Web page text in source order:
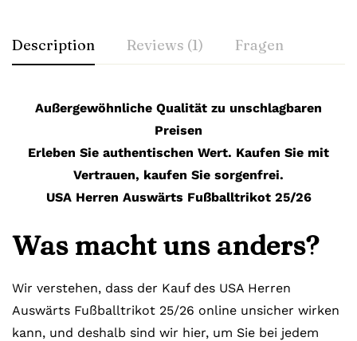
Description Reviews (1) Fragen
Außergewöhnliche Qualität zu unschlagbaren
Preisen
Erleben Sie authentischen Wert. Kaufen Sie mit
Vertrauen, kaufen Sie sorgenfrei.
USA Herren Auswärts Fußballtrikot 25/26
Was macht uns anders?
Wir verstehen, dass der Kauf des USA Herren
Auswärts Fußballtrikot 25/26 online unsicher wirken
kann, und deshalb sind wir hier, um Sie bei jedem